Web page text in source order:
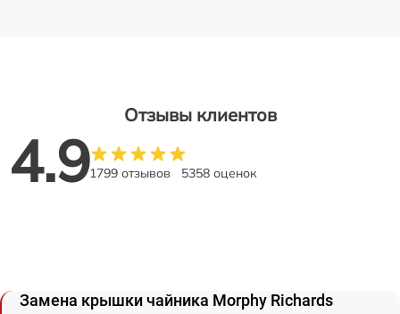
Отзывы клиентов
4.91799 отзывов 5358 оценок
Замена крышки чайника Morphy Richards